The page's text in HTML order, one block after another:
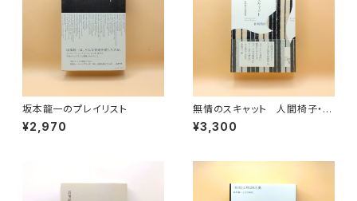
坂本龍一のプレイリスト
¥2,970
無情のスキャット 人間椅子・和
嶋愼治自選詩集
¥3,300